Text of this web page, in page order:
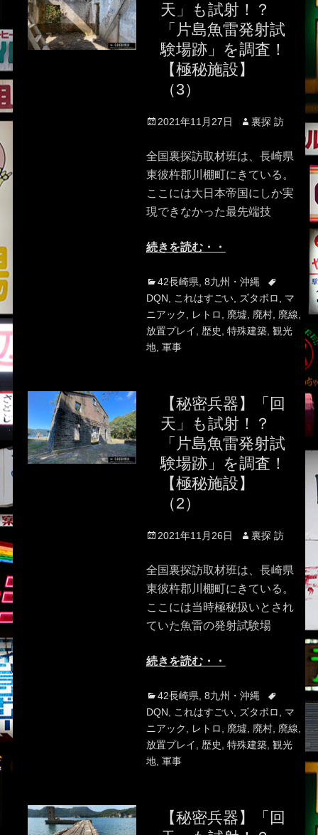
天」も試射！？
「片島魚雷発射試
験場跡」を調査！
【極秘施設】
（3）
Posted
2021年11月27日 Author
裏探 訪
全国裏探訪取材班は、長崎県
東彼杵郡川棚町にきている。
ここには大日本帝国にしか実
現できなかった最先端技
続きを読む・・
Categories
42長崎県 8九州・沖縄
Tags
DQN
これはすごい, ズタボロ
マ
ニアック
レトロ 廃墟 廃村, 廃線
放置プレイ
歴史 特殊建築, 観光
地, 軍事
【秘密兵器】「回
天」も試射！？
「片島魚雷発射試
験場跡」を調査！
【極秘施設】
（2）
Posted
2021年11月26日 Author
裏探 訪
全国裏探訪取材班は、長崎県
東彼杵郡川棚町にきている。
ここには当時極秘扱いとされ
ていた魚雷の発射試験場
続きを読む・・
Categories
42長崎県 8九州・沖縄
Tags
DQN
これはすごい, ズタボロ
マ
ニアック
レトロ 廃墟 廃村, 廃線
放置プレイ
歴史 特殊建築, 観光
地, 軍事
【秘密兵器】「回